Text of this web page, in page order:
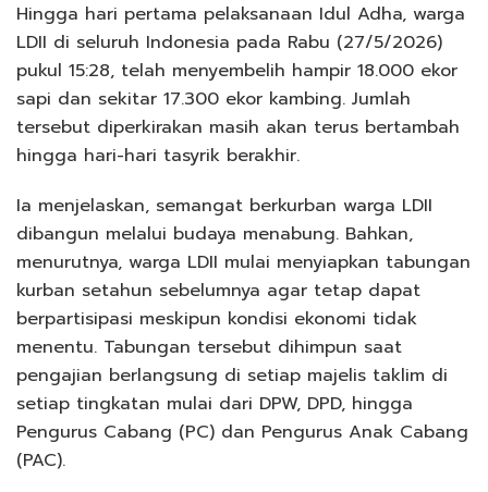
Hingga hari pertama pelaksanaan Idul Adha, warga
LDII di seluruh Indonesia pada Rabu (27/5/2026)
pukul 15:28, telah menyembelih hampir 18.000 ekor
sapi dan sekitar 17.300 ekor kambing. Jumlah
tersebut diperkirakan masih akan terus bertambah
hingga hari-hari tasyrik berakhir.
Ia menjelaskan, semangat berkurban warga LDII
dibangun melalui budaya menabung. Bahkan,
menurutnya, warga LDII mulai menyiapkan tabungan
kurban setahun sebelumnya agar tetap dapat
berpartisipasi meskipun kondisi ekonomi tidak
menentu. Tabungan tersebut dihimpun saat
pengajian berlangsung di setiap majelis taklim di
setiap tingkatan mulai dari DPW, DPD, hingga
Pengurus Cabang (PC) dan Pengurus Anak Cabang
(PAC).